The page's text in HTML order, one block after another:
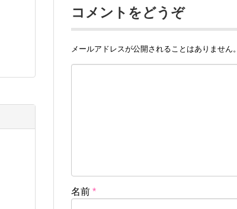
コメントをどうぞ
メールアドレスが公開されることはありません。
名前 *